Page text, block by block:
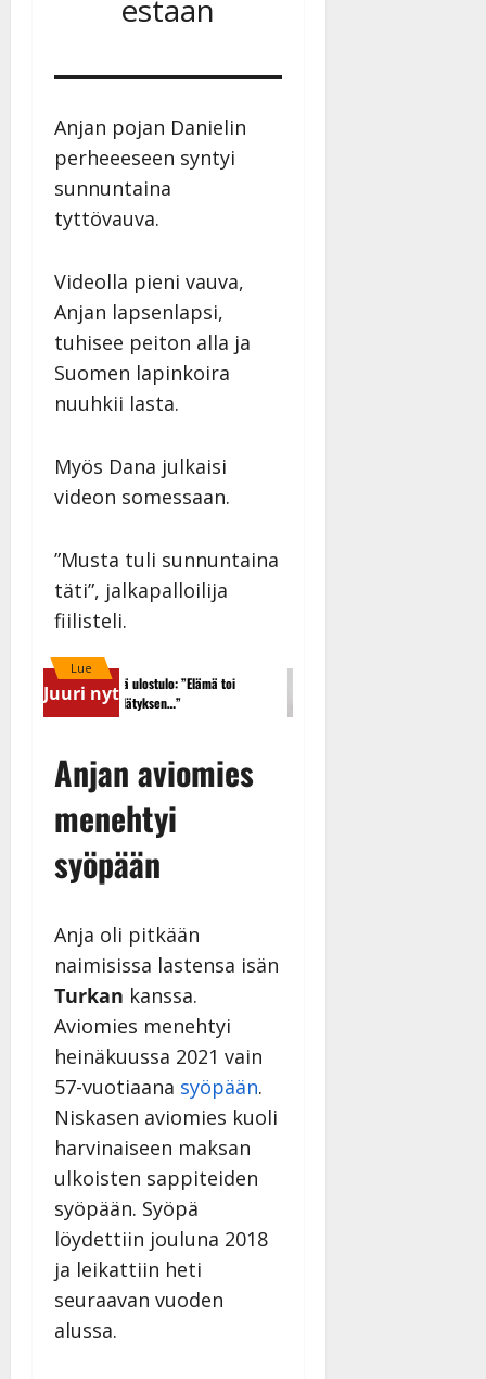
estaan
Anjan pojan Danielin
perheeeseen syntyi
sunnuntaina
tyttövauva.
Videolla pieni vauva,
Anjan lapsenlapsi,
tuhisee peiton alla ja
Suomen lapinkoira
nuuhkii lasta.
Myös Dana julkaisi
videon somessaan.
”Musta tuli sunnuntaina
täti”, jalkapalloilija
fiilisteli.
Lue
Juuri nyt
Maikilta pysäyttävä ulostulo: ”Elämä toi
eteeni sellaisen yllätyksen…”
Anjan aviomies
menehtyi
syöpään
Anja oli pitkään
naimisissa lastensa isän
Turkan kanssa.
Aviomies menehtyi
heinäkuussa 2021 vain
57-vuotiaana syöpään.
Niskasen aviomies kuoli
harvinaiseen maksan
ulkoisten sappiteiden
syöpään. Syöpä
löydettiin jouluna 2018
ja leikattiin heti
seuraavan vuoden
alussa.